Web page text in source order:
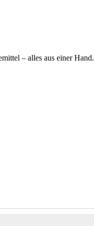
– alles aus einer Hand.